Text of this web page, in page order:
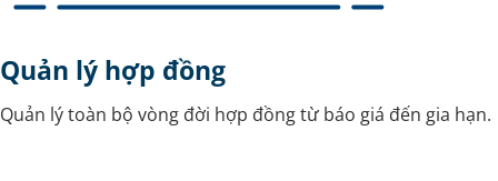
Quản lý hợp đồng
Quản lý toàn bộ vòng đời hợp đồng từ báo giá đến gia hạn.